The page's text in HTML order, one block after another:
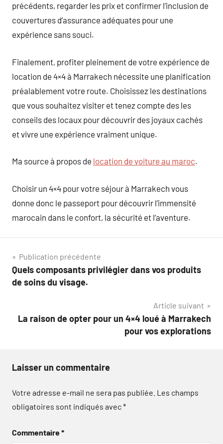
précédents, regarder les prix et confirmer l’inclusion de
couvertures d’assurance adéquates pour une
expérience sans souci.
Finalement, profiter pleinement de votre expérience de
location de 4×4 à Marrakech nécessite une planification
préalablement votre route. Choisissez les destinations
que vous souhaitez visiter et tenez compte des les
conseils des locaux pour découvrir des joyaux cachés
et vivre une expérience vraiment unique.
Ma source à propos de location de voiture au maroc.
Choisir un 4×4 pour votre séjour à Marrakech vous
donne donc le passeport pour découvrir l’immensité
marocain dans le confort, la sécurité et l’aventure.
Navigation
de
Publication précédente
Quels composants privilégier dans vos produits
de soins du visage.
Article suivant
La raison de opter pour un 4×4 loué à Marrakech
pour vos explorations
Laisser un commentaire
Votre adresse e-mail ne sera pas publiée. Les champs
obligatoires sont indiqués avec*
Commentaire*